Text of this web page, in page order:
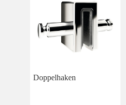
Doppelhaken